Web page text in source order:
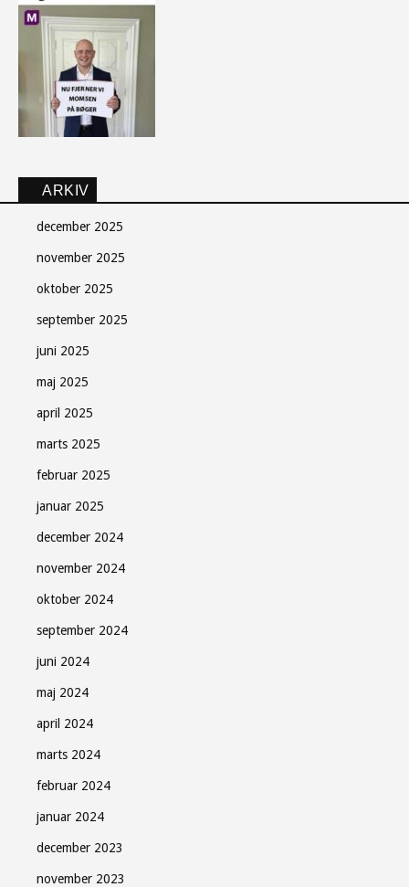
ARKIV
december 2025
november 2025
oktober 2025
september 2025
juni 2025
maj 2025
april 2025
marts 2025
februar 2025
januar 2025
december 2024
november 2024
oktober 2024
september 2024
juni 2024
maj 2024
april 2024
marts 2024
februar 2024
januar 2024
december 2023
november 2023